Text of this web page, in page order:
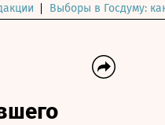
Выборы в Госдуму: